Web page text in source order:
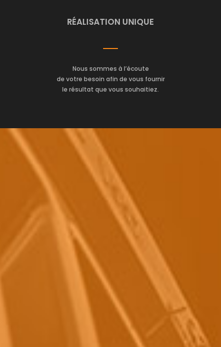
RÉALISATION UNIQUE
Nous sommes à l’écoute
de votre besoin afin de vous fournir
le résultat que vous souhaitiez.